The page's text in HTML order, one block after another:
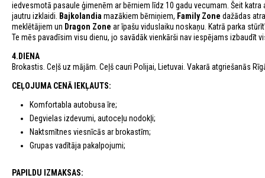
iedvesmotā pasaule ģimenēm ar bērniem līdz 10 gadu vecumam. Šeit
jautru izklaidi.
Bajkolandia mazākiem bērniņiem, Family Zone dažādas
meklētājiem un Dragon Zone ar īpašu viduslaiku noskaņu. Katrā parka
Te mēs pavadīsim visu dienu, jo savādāk vienkārši nav iespējams izbaudīt
4.DIENA
Brokastis. Ceļš uz mājām. Ceļš cauri Polijai, Lietuvai. Vakarā atgriešanās
CEĻOJUMA CENĀ IEKĻAUTS:
Komfortabla autobusa īre;
Degvielas izdevumi, autoceļu nodokļi;
Naktsmītnes viesnīcās ar brokastīm;
Grupas vadītāja pakalpojumi;
PAPILDU IZMAKSAS: